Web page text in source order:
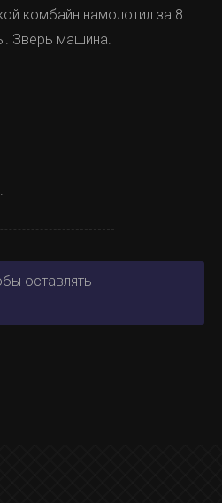
комбайн намолотил за 8
Зверь машина.
оставлять